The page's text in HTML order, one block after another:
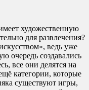
художественную
для развлечения?
ведь уже
очередь создавались
все они делятся на
категории, которые
существуют игры,